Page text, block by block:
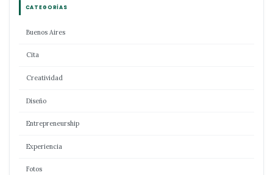
CATEGORÍAS
Buenos Aires
Cita
Creatividad
Diseño
Entrepreneurship
Experiencia
Fotos